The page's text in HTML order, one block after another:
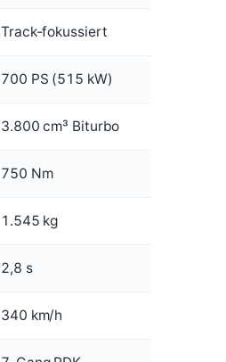
Track-fokussiert
700 PS (515 kW)
3.800 cm³ Biturbo
750 Nm
1.545 kg
2,8 s
340 km/h